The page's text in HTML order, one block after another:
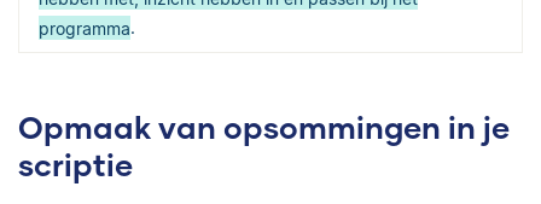
programma.
Opmaak van opsommingen in je
scriptie